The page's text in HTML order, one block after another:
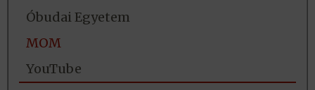
Óbudai Egyetem
MOM
YouTube